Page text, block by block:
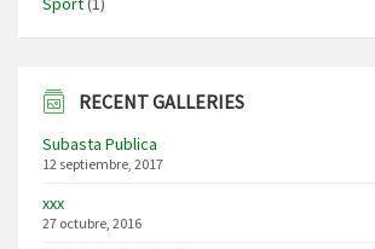
RECENT GALLERIES
Subasta Publica
12 septiembre, 2017
xxx
27 octubre, 2016